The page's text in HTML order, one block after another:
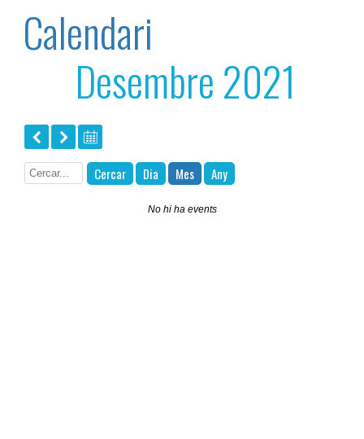
Calendari
Desembre 2021
Cercar Dia Mes Any
No hi ha events